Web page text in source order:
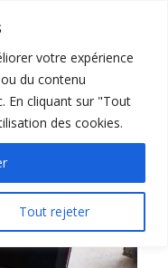
votre expérience
du contenu
En cliquant sur "Tout
des cookies.
Tout rejeter